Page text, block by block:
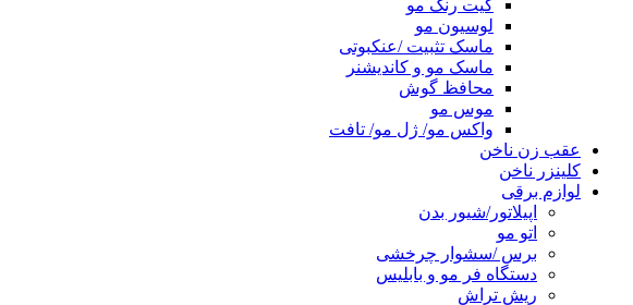
کیت رنگ مو
لوسیون مو
ماسک تثبیت /عنکبوتی
ماسک مو و کاندیشنر
محافظ گوش
موس مو
واکس مو/ ژل مو/ تافت
عقب زن ناخن
کلینزر ناخن
لوازم برقی
اپیلاتور/شیور بدن
اتو مو
برس /سشوار چرخشی
دستگاه فر مو و بابلیس
ریش تراش